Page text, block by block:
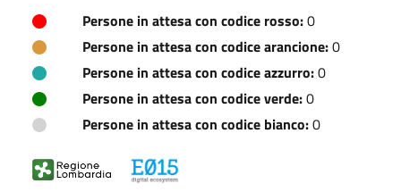
Persone in attesa con codice rosso:0
Persone in attesa con codice arancione:0
Persone in attesa con codice azzurro:0
Persone in attesa con codice verde:0
Persone in attesa con codice bianco:0